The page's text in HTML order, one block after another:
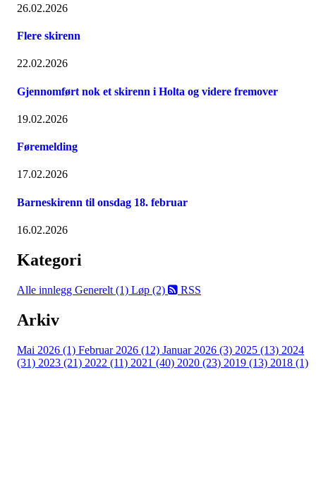
26.02.2026
Flere skirenn
22.02.2026
Gjennomført nok et skirenn i Holta og videre fremover
19.02.2026
Føremelding
17.02.2026
Barneskirenn til onsdag 18. februar
16.02.2026
Kategori
Alle innlegg Generelt (1) Løp (2) RSS
Arkiv
Mai 2026 (1) Februar 2026 (12) Januar 2026 (3) 2025 (13) 2024
(31) 2023 (21) 2022 (11) 2021 (40) 2020 (23) 2019 (13) 2018 (1)